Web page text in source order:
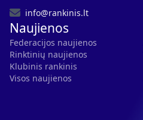
info@rankinis.lt
Naujienos
Federacijos naujienos
Rinktinių naujienos
Klubinis rankinis
Visos naujienos